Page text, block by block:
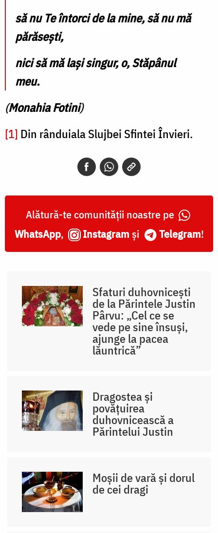
să nu Te întorci de la mine, să nu mă
părăseşti,
nici să mă laşi singur, o, Stăpânul
meu.
(Monahia Fotini)
[1] Din rânduiala Slujbei Sfintei Învieri.
Alătură-te comunității noastre pe
WhatsApp, Instagram și Telegram!
Sfaturi duhovnicești
de la Părintele Justin
Pârvu: „Cel ce se
vede pe sine însuși,
ajunge la pacea
lăuntrică”
Dragostea și
povățuirea
duhovnicească a
Părintelui Justin
Moșii de vară și dorul
de cei dragi